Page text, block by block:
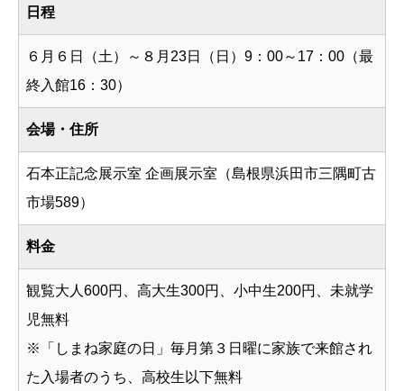
日程
６月６日（土）～８月23日（日）9：00～17：00（最
終入館16：30）
会場・住所
石本正記念展示室 企画展示室（島根県浜田市三隅町古
市場589）
料金
観覧大人600円、高大生300円、小中生200円、未就学
児無料
※「しまね家庭の日」毎月第３日曜に家族で来館され
た入場者のうち、高校生以下無料